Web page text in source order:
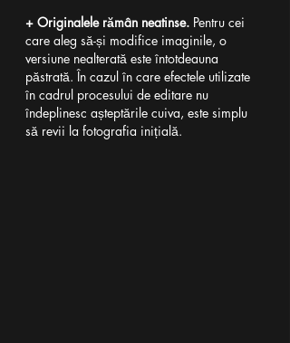
+ Originalele rămân neatinse. Pentru cei
care aleg să-și modifice imaginile, o
versiune nealterată este întotdeauna
păstrată. În cazul în care efectele utilizate
în cadrul procesului de editare nu
îndeplinesc așteptările cuiva, este simplu
să revii la fotografia inițială.